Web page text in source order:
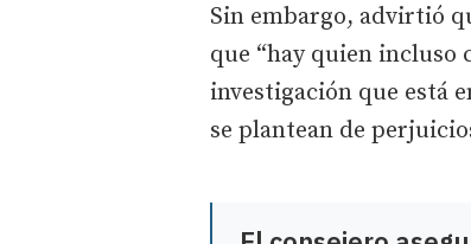
Sin embargo, advirtió
que “hay quien incluso
investigación que está
se plantean de